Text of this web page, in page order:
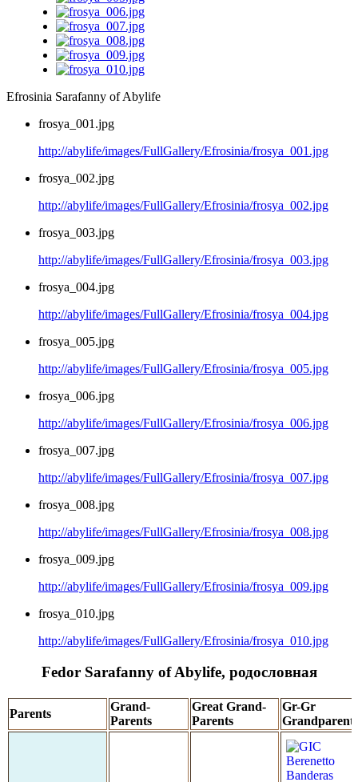
Efrosinia Sarafanny of Abylife
frosya_001.jpg
http://abylife/images/FullGallery/Efrosinia/frosya_001.jpg
frosya_002.jpg
http://abylife/images/FullGallery/Efrosinia/frosya_002.jpg
frosya_003.jpg
http://abylife/images/FullGallery/Efrosinia/frosya_003.jpg
frosya_004.jpg
http://abylife/images/FullGallery/Efrosinia/frosya_004.jpg
frosya_005.jpg
http://abylife/images/FullGallery/Efrosinia/frosya_005.jpg
frosya_006.jpg
http://abylife/images/FullGallery/Efrosinia/frosya_006.jpg
frosya_007.jpg
http://abylife/images/FullGallery/Efrosinia/frosya_007.jpg
frosya_008.jpg
http://abylife/images/FullGallery/Efrosinia/frosya_008.jpg
frosya_009.jpg
http://abylife/images/FullGallery/Efrosinia/frosya_009.jpg
frosya_010.jpg
http://abylife/images/FullGallery/Efrosinia/frosya_010.jpg
Fedor Sarafanny of Abylife, родословная
Parents
Grand-
Parents
Great Grand-
Parents
Gr-Gr
Grandparents